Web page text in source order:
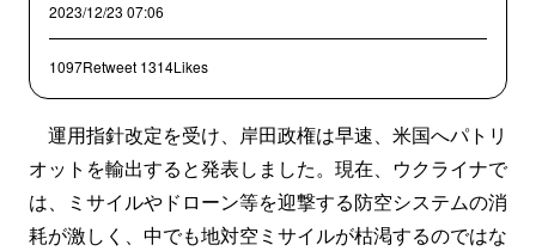
2023/12/23 07:06
1097Retweet 1314Likes
運用指針改定を受け、岸田政権は早速、米国へパトリ
オットを輸出すると発表しました。現在、ウクライナで
は、ミサイルやドローン等を迎撃する防空システムの消
耗が激しく、中でも地対空ミサイルが枯渇するのではな